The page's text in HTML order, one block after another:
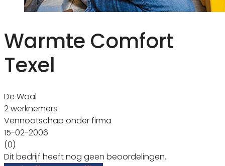
Warmte Comfort
Texel
De Waal
2 werknemers
Vennootschap onder firma
15-02-2006
(0)
Dit bedrijf heeft nog geen beoordelingen.